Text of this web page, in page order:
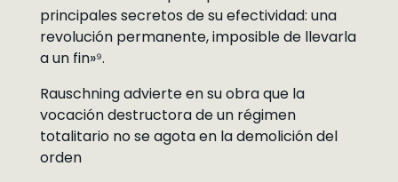
principales secretos de su efectividad: una
revolución permanente, imposible de llevarla
a un fin»⁹.
Rauschning advierte en su obra que la
vocación destructora de un régimen
totalitario no se agota en la demolición del
orden